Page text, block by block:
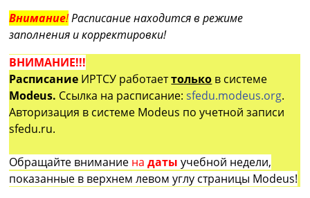
Внимание!Расписание находится в режиме
заполнения и корректировки!
ВНИМАНИЕ!!!
Расписание ИРТСУ работаеттолько в системе
Modeus. Ссылка на расписание:sfedu.modeus.org.
Авторизация в системе Modeus по учетной записи
sfedu.ru.
Обращайте внимание на датыучебной недели,
показанные в верхнем левом углу страницы Modeus!